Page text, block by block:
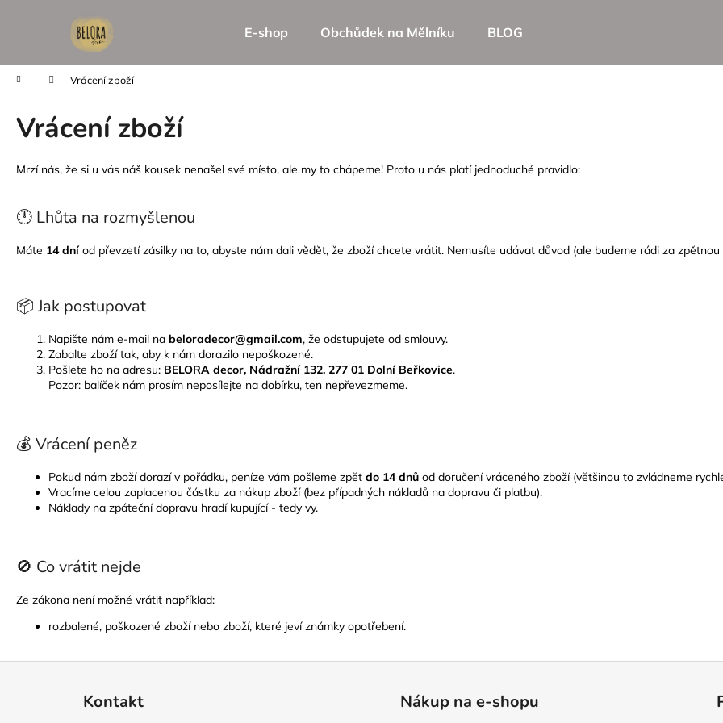
E-shop Obchůdek na Mělníku BLOG
Domů Vrácení zboží
Vrácení zboží
Mrzí nás, že si u vás náš kousek nenašel své místo, ale my to chápeme! Proto u nás platí jednoduché pravidlo:
🕛 Lhůta na rozmyšlenou
Máte 14 dníod převzetí zásilky na to, abyste nám dali vědět, že zboží chcete vrátit. Nemusíte udávat důvod (ale budeme rádi za zpětnou
📦 Jak postupovat
Napište nám e-mail na beloradecor@gmail.com, že odstupujete od smlouvy.
Zabalte zboží tak, aby k nám dorazilo nepoškozené.
Pošlete ho na adresu: BELORA decor, Nádražní 132, 277 01 Dolní Beřkovice.
Pozor: balíček nám prosím neposílejte na dobírku, ten nepřevezmeme.
💰 Vrácení peněz
Pokud nám zboží dorazí v pořádku, peníze vám pošleme zpět do 14 dnů od doručení vráceného zboží (většinou to zvládneme
Vracíme celou zaplacenou částku za nákup zboží (bez případných nákladů na dopravu či platbu).
Náklady na zpáteční dopravu hradí kupující - tedy vy.
🚫 Co vrátit nejde
Ze zákona není možné vrátit například:
rozbalené, poškozené zboží nebo zboží, které jeví známky opotřebení.
í
Zpět
do
obchodu
Zpět
do
obchodu
Kontakt Nákup na e-shopu